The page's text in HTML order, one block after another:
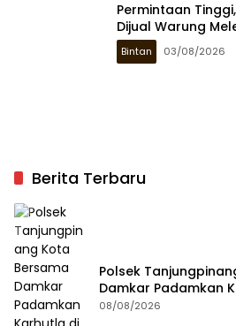
Permintaan
Dijual Warung
Bintan 03/08/2026
Berita Terbaru
Polsek
Damkar Padamkan
Bugis
08/08/2026